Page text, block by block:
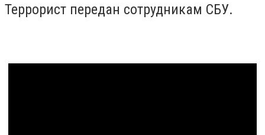
Террорист передан сотрудникам СБУ.